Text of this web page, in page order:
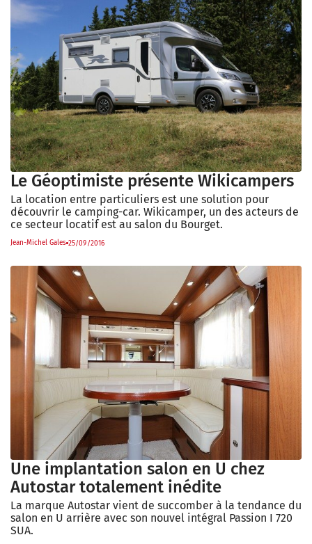
Le Géoptimiste présente Wikicampers
La location entre particuliers est une solution pour
découvrir le camping-car. Wikicamper, un des acteurs de
ce secteur locatif est au salon du Bourget.
Jean-Michel Gales 25/09/2016
Une implantation salon en U chez
Autostar totalement inédite
La marque Autostar vient de succomber à la tendance du
salon en U arrière avec son nouvel intégral Passion I 720
SUA.